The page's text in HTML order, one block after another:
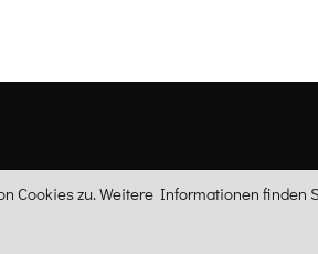
Cookies zu. Weitere Informationen finden